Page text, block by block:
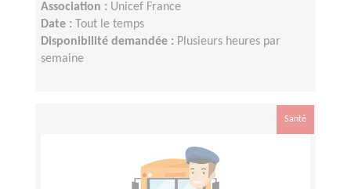
Association : Unicef France
Date :
Tout le temps
Disponibilité demandée : Plusieurs heures par
semaine
Santé